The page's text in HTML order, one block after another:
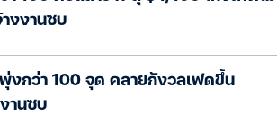
งงานซบ
พุ่งกว่า 100 จุด คลายกังวลเฟดขึ้น
านซบ